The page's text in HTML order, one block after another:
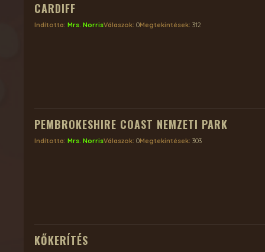
CARDIFF
Indította: Mrs. NorrisVálaszok: 0Megtekintések: 312
PEMBROKESHIRE COAST NEMZETI PARK
Indította: Mrs. NorrisVálaszok: 0Megtekintések: 303
KŐKERÍTÉS